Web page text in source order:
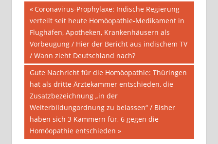
Beitragsnavigation
Vorheriger
Beitrag:
Coronavirus-Prophylaxe: Indische Regierung
verteilt seit heute Homöopathie-Medikament in
Flughäfen, Apotheken, Krankenhäusern als
Vorbeugung / Hier der Bericht aus indischem TV
/ Wann zieht Deutschland nach?
Nächster
Beitrag:
Gute Nachricht für die Homöopathie: Thüringen
hat als dritte Ärztekammer entschieden, die
Zusatzbezeichnung „in der
Weiterbildungordnung zu belassen“ / Bisher
haben sich 3 Kammern für, 6 gegen die
Homöopathie entschieden